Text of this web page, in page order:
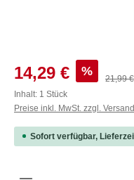
Verkaufspreis:
14,29 € %
21,99
Inhalt: 1 Stück
Preise inkl. MwSt. zzgl.
Sofort verfügbar,
Produkt Anzahl: Gib